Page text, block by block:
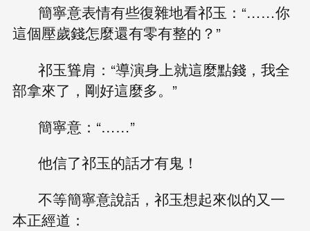
簡寧意表情有些復雜地看祁玉：“……你
這個壓歲錢怎麼還有零有整的？”
祁玉聳肩：“導演身上就這麼點錢，我全
部拿來了，剛好這麼多。”
簡寧意：“……”
他信了祁玉的話才有鬼！
不等簡寧意說話，祁玉想起來似的又一
本正經道：